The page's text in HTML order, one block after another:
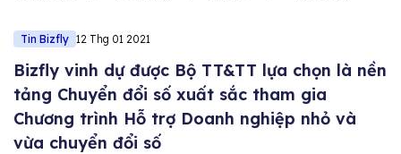
Tin Bizfly 12 Thg 01 2021
Bizfly vinh dự được Bộ TT&TT lựa chọn là nền
tảng Chuyển đổi số xuất sắc tham gia
Chương trình Hỗ trợ Doanh nghiệp nhỏ và
vừa chuyển đổi số